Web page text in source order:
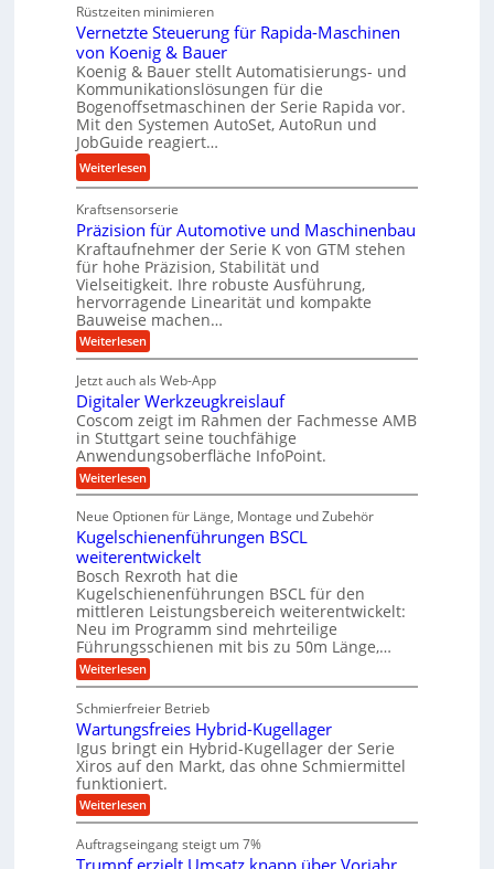
i
g
e
K
u
g
e
l
g
w
n
d
e
r
e
b
e
f
ü
r
r
a
u
e
U
m
g
e
b
u
n
g
e
n
e
r
t
U
m
s
a
t
z
u
n
d
A
u
t
r
a
g
s
e
i
n
a
n
g
e
h
r
A
r
b
e
i
t
o
s
e
,
w
e
i
g
e
r
S
t
e
l
l
e
n
Rüstzeiten minimieren
Vernetzte Steuerung für Rapida-Maschinen
von Koenig & Bauer
Koenig & Bauer stellt Automatisierungs- und
Kommunikationslösungen für die
Bogenoffsetmaschinen der Serie Rapida vor.
Mit den Systemen AutoSet, AutoRun und
JobGuide reagiert…
Weiterlesen:
V
e
r
n
e
t
z
t
e
S
t
e
u
e
r
n
g
f
ü
r
R
a
p
i
d
a
-
M
a
s
Kraftsensorserie
Präzision für Automotive und Maschinenbau
Kraftaufnehmer der Serie K von GTM stehen
für hohe Präzision, Stabilität und
Vielseitigkeit. Ihre robuste Ausführung,
hervorragende Linearität und kompakte
Bauweise machen…
Weiterlesen:
P
ä
z
i
s
i
o
n
f
r
A
u
t
o
m
o
t
i
v
e
n
d
M
a
s
c
h
i
e
n
Jetzt auch als Web-App
Digitaler Werkzeugkreislauf
Coscom zeigt im Rahmen der Fachmesse AMB
in Stuttgart seine touchfähige
Anwendungsoberfläche InfoPoint.
Weiterlesen:
D
g
i
t
a
l
e
r
W
e
r
k
z
e
u
g
k
r
e
i
s
a
u
Neue Optionen für Länge, Montage und Zubehör
Kugelschienenführungen BSCL
weiterentwickelt
Bosch Rexroth hat die
Kugelschienenführungen BSCL für den
mittleren Leistungsbereich weiterentwickelt:
Neu im Programm sind mehrteilige
Führungsschienen mit bis zu 50m Länge,…
Weiterlesen:
K
g
e
l
s
c
h
i
e
e
Schmierfreier Betrieb
Wartungsfreies Hybrid-Kugellager
Igus bringt ein Hybrid-Kugellager der Serie
Xiros auf den Markt, das ohne Schmiermittel
funktioniert.
Weiterlesen:
W
r
t
Auftragseingang steigt um 7%